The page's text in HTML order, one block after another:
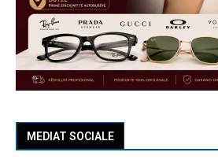
MEDIAT SOCIALE